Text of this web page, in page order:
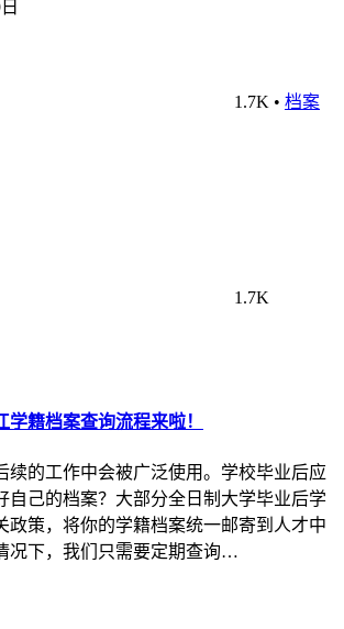
1.7K • 档案
1.7K
学籍档案查询流程来啦！
续的工作中会被广泛使用。学校毕业后应
自己的档案？大部分全日制大学毕业后学
政策，将你的学籍档案统一邮寄到人才中
况下，我们只需要定期查询…